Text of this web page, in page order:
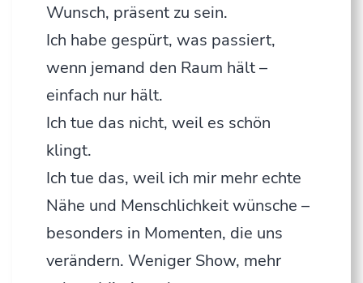
Wunsch, präsent zu sein.
Ich habe gespürt, was passiert,
wenn jemand den Raum hält –
einfach nur hält.
Ich tue das nicht, weil es schön
klingt.
Ich tue das, weil ich mir mehr echte
Nähe und Menschlichkeit wünsche –
besonders in Momenten, die uns
verändern. Weniger Show, mehr